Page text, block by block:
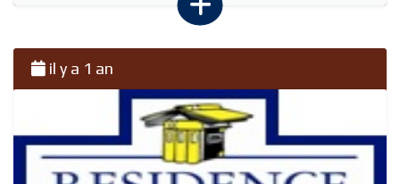
il y a 1 an